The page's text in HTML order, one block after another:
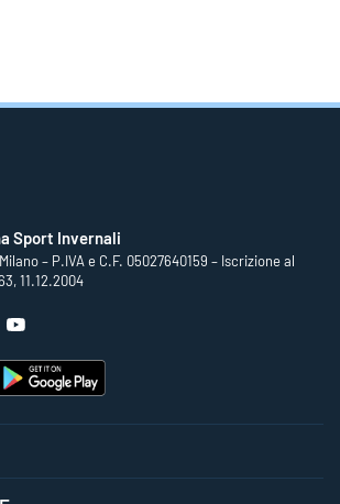
Sport Invernali
– P.IVA e C.F. 05027640159 – Iscrizione al
11.12.2004